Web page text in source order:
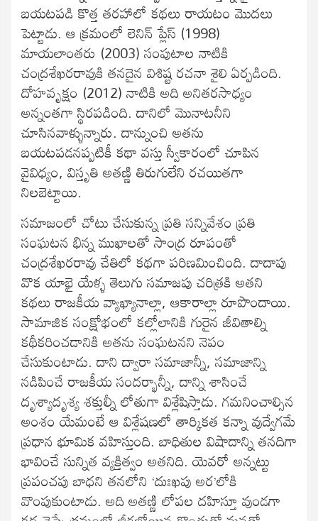
బయటపడి కొత్త తరహాలో కథలు రాయటం మొదలు
పెట్టాడు. ఆ క్రమంలో లెనిన్ ప్లేస్ (1998)
మాయలాంతరు (2003) సంపుటాల నాటికి
చంద్రశేఖరరావుకి తనదైన విశిష్ట రచనా శైలి ఏర్పడింది.
దోహవృక్షం (2012) నాటికి అది అనితరసాధ్యం
అన్నంతగా స్థిరపడింది. దానిలో మొనాటనీని
చూసినవాళ్ళున్నారు. దాన్నుంచి అతను
బయటపడనప్పటికీ కథా వస్తు స్వీకారంలో చూపిన
వైవిధ్యం, విస్తృతి అతణ్ణి తిరుగులేని రచయితగా
నిలబెట్టాయి.
సమాజంలో చోటు చేసుకున్న ప్రతి సన్నివేశం ప్రతి
సంఘటన భిన్న ముఖాలతో సాంద్ర రూపంతో
చంద్రశేఖరరావు చేతిలో కథగా పరిణమించింది. దాదాపు
వొక యాభై యేళ్ళ తెలుగు సమాజపు చరిత్రకి అతని
కథలు రాజకీయ వ్యాఖ్యానాల్లా, ఆకారాల్లా రూపొందాయి.
సామాజిక సంక్షోభంలో కల్లోలానికి గురైన జీవితాల్ని
కథీకరించడానికి అతను సంఘటనని నెపం
చేసుకుంటాడు. దాని ద్వారా సమాజాన్నీ, సమాజాన్ని
నడిపించే రాజకీయ సందర్భాన్నీ, దాన్ని శాసించే
దృశ్యాదృశ్య శక్తుల్నీ లోతుగా విశ్లేషిస్తాడు. గమనించాల్సిన
అంశం యేమంటే ఆ విశ్లేషణలో తార్కికత కన్నా వుద్వేగమే
ప్రధాన భూమిక వహిస్తుంది. బాధితుల విషాదాన్ని తనదిగా
భావించే సున్నిత వ్యక్తిత్వం అతనిది. యెవరో అన్నట్టు
ప్రపంచపు బాధని తనలోని ‘దుఃఖపు అర’లోకి
వొంపుకుంటాడు. అది అతణ్ణి లోపల దహిస్తూ వుండగా